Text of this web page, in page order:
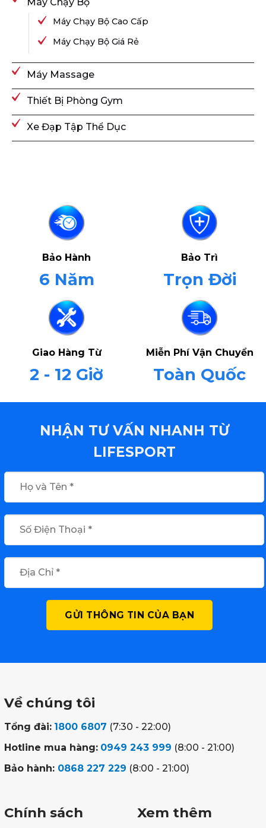
Máy Chạy Bộ Cao Cấp
Máy Chạy Bộ Giá Rẻ
Máy Massage
Thiết Bị Phòng Gym
Xe Đạp Tập Thể Dục
Bảo Hành
6 Năm
Bảo Trì
Trọn Đời
Giao Hàng Từ
2 - 12 Giờ
Miễn Phí Vận Chuyển
Toàn Quốc
NHẬN TƯ VẤN NHANH TỪ
LIFESPORT
Về chúng tôi
Tổng đài: 1800 6807 (7:30 - 22:00)
Hotline mua hàng: 0949 243 999 (8:00 - 21:00)
Bảo hành: 0868 227 229 (8:00 - 21:00)
Chính sách Xem thêm